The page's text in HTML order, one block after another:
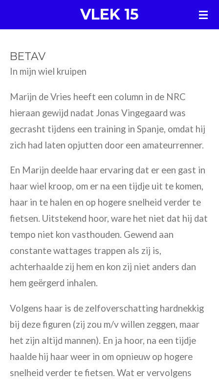
direct
de
hoofdinhoud
VLEK 15
BETAV
In mijn wiel kruipen
Marijn de Vries heeft een column in de NRC
hieraan gewijd nadat Jonas Vingegaard was
gecrasht tijdens een training in Spanje, omdat hij
zich had laten opjutten door een amateurrenner.
En Marijn deelde haar ervaring dat er een gast in
haar wiel kroop, om er na een tijdje uit te komen,
haar in te halen en op hogere snelheid verder te
fietsen. Uitstekend hoor, ware het niet dat hij dat
tempo niet kon vasthouden. Gewend aan
constante wattages trappen als zij is,
achterhaalde zij hem en kon zij niet anders dan
hem geërgerd inhalen.
Volgens haar is de zelfoverschatting hardnekkig
bij deze figuren (zij zou m/v willen zeggen, maar
het zijn altijd mannen). En ja hoor, na een tijdje
haalde hij haar weer in om opnieuw op hogere
snelheid verder te fietsen. Wat er vervolgens